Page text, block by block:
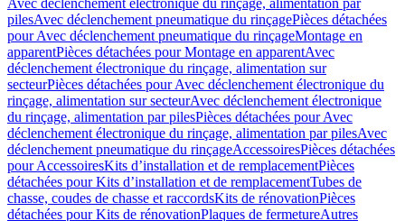
Avec déclenchement électronique du rinçage, alimentation par
pilesAvec déclenchement pneumatique du rinçagePièces détachées
pour Avec déclenchement pneumatique du rinçageMontage en
apparentPièces détachées pour Montage en apparentAvec
déclenchement électronique du rinçage, alimentation sur
secteurPièces détachées pour Avec déclenchement électronique du
rinçage, alimentation sur secteurAvec déclenchement électronique
du rinçage, alimentation par pilesPièces détachées pour Avec
déclenchement électronique du rinçage, alimentation par pilesAvec
déclenchement pneumatique du rinçageAccessoiresPièces détachées
pour AccessoiresKits d’installation et de remplacementPièces
détachées pour Kits d’installation et de remplacementTubes de
chasse, coudes de chasse et raccordsKits de rénovationPièces
détachées pour Kits de rénovationPlaques de fermetureAutres